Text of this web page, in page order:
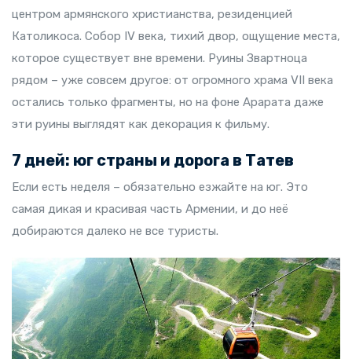
центром армянского христианства, резиденцией
Католикоса. Собор IV века, тихий двор, ощущение места,
которое существует вне времени. Руины Звартноца
рядом – уже совсем другое: от огромного храма VII века
остались только фрагменты, но на фоне Арарата даже
эти руины выглядят как декорация к фильму.
7 дней: юг страны и дорога в Татев
Если есть неделя – обязательно езжайте на юг. Это
самая дикая и красивая часть Армении, и до неё
добираются далеко не все туристы.